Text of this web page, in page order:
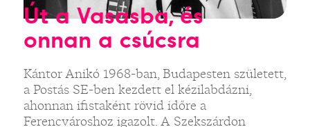
Út a Vasasba, és
onnan a csúcsra
Kántor Anikó 1968-ban, Budapesten született,
a Postás SE-ben kezdett el kézilabdázni,
ahonnan ifistaként rövid időre a
Ferencvároshoz igazolt. A Szekszárdon